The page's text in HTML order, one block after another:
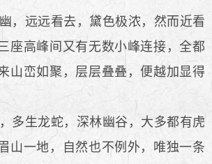
，远远看去，黛色极浓，然而近看
座高峰间又有无数小峰连接，全都
山峦如聚，层层叠叠，便越加显得
多生龙蛇，深林幽谷，大多都有虎
山一地，自然也不例外，唯独一条